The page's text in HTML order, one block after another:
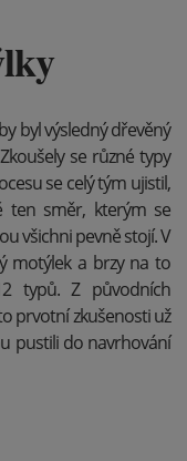
byl výsledný dřevěný
se různé typy
se celý tým ujistil,
ten směr, kterým se
všichni pevně stojí. V
motýlek a brzy na to
typů. Z původních
prvotní zkušenosti už
pustili do navrhování